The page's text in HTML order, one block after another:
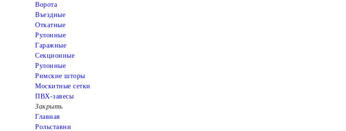
Ворота
Въездные
Откатные
Рулонные
Гаражные
Cекционные
Рулонные
Римские шторы
Москитные сетки
ПВХ-завесы
Закрыть
Главная
Рольставни